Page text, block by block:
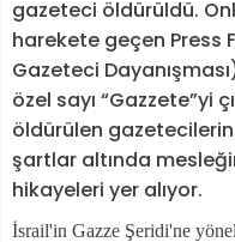
gazeteci öldürüldü.
harekete geçen Press
Gazeteci
özel sayı “Gazzete”yi
öldürülen
şartlar altında
hikayeleri yer alıyor.
İsrail'in Gazze Şeridi'ne